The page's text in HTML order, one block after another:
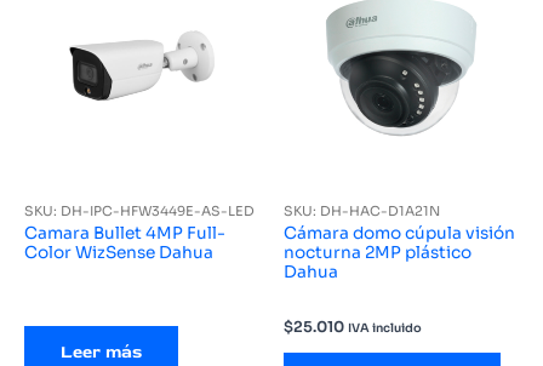
SKU: DH-IPC-HFW3449E-AS-LED
Camara Bullet 4MP Full-
Color WizSense Dahua
Leer más
SKU: DH-HAC-D1A21N
Cámara domo cúpula visión
nocturna 2MP plástico
Dahua
$25.010 IVA incluido